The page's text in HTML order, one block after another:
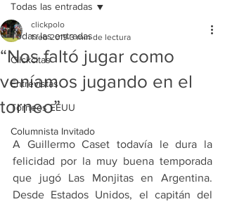
Todas las entradas
Clickcitas
Entrevistas
Torneos EEUU
Columnista Invitado
Todas las entradas
“Nos faltó jugar como
veníamos jugando en el
torneo”
clickpolo
1 feb 2019 3 min de lectura
A Guillermo Caset todavía le dura la
felicidad por la muy buena temporada
que jugó Las Monjitas en Argentina.
Desde Estados Unidos, el capitán del